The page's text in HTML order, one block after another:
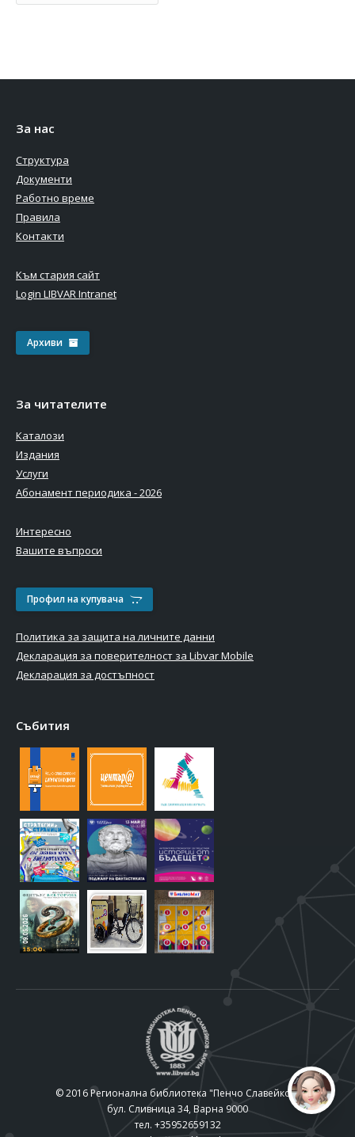
За нас
Структура
Документи
Работно време
Правила
Контакти
Към стария сайт
Login LIBVAR Intranet
Архиви
За читателите
Каталози
Издания
Услуги
Абонамент периодика - 2026
Интересно
Вашите въпроси
Профил на купувача
Политика за защита на личните данни
Декларация за поверителност за Libvar Mobile
Декларация за достъпност
Събития
© 2016 Регионална библиотека "Пенчо Славейков"
бул. Сливница 34, Варна 9000
тел. +35952659132